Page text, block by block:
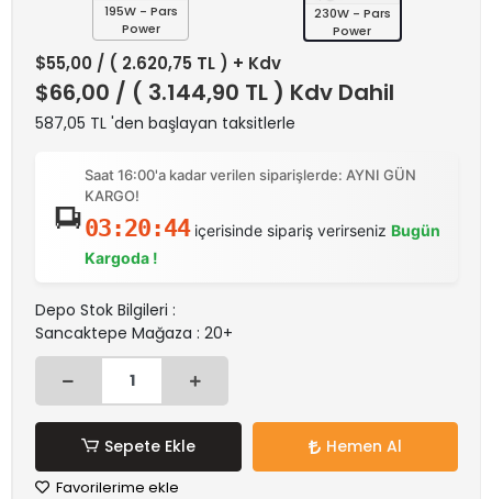
195W - Pars
Power
230W - Pars
Power
$55,00 / ( 2.620,75 TL ) + Kdv
$66,00 / ( 3.144,90 TL ) Kdv Dahil
587,05 TL 'den başlayan taksitlerle
Saat 16:00'a kadar verilen siparişlerde: AYNI GÜN
KARGO!
03:20:44içerisinde sipariş verirseniz Bugün
Kargoda !
Depo Stok Bilgileri :
Sancaktepe Mağaza : 20+
Sepete Ekle Hemen Al
Favorilerime ekle